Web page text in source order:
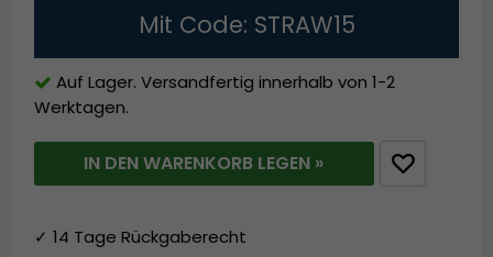
Mit Code: STRAW15
Auf Lager. Versandfertig innerhalb von 1-2
Werktagen.
IN DEN WARENKORB LEGEN »
✓ 14 Tage Rückgaberecht